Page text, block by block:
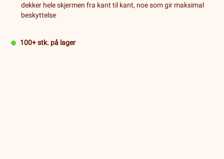
dekker hele skjermen fra kant til kant, noe som gir maksimal
beskyttelse
100+ stk. på lager